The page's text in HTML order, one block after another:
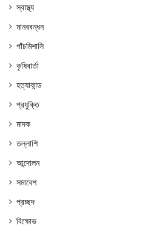
স্বাস্থ্য
মানববন্ধন
পাঁচমিশালি
কৃষিবার্তা
হত্যাকান্ড
প্রযুক্তি
মাদক
তল্লাশি
আন্দোলন
সমাবেশ
প্রচ্ছদ
বিক্ষোভ